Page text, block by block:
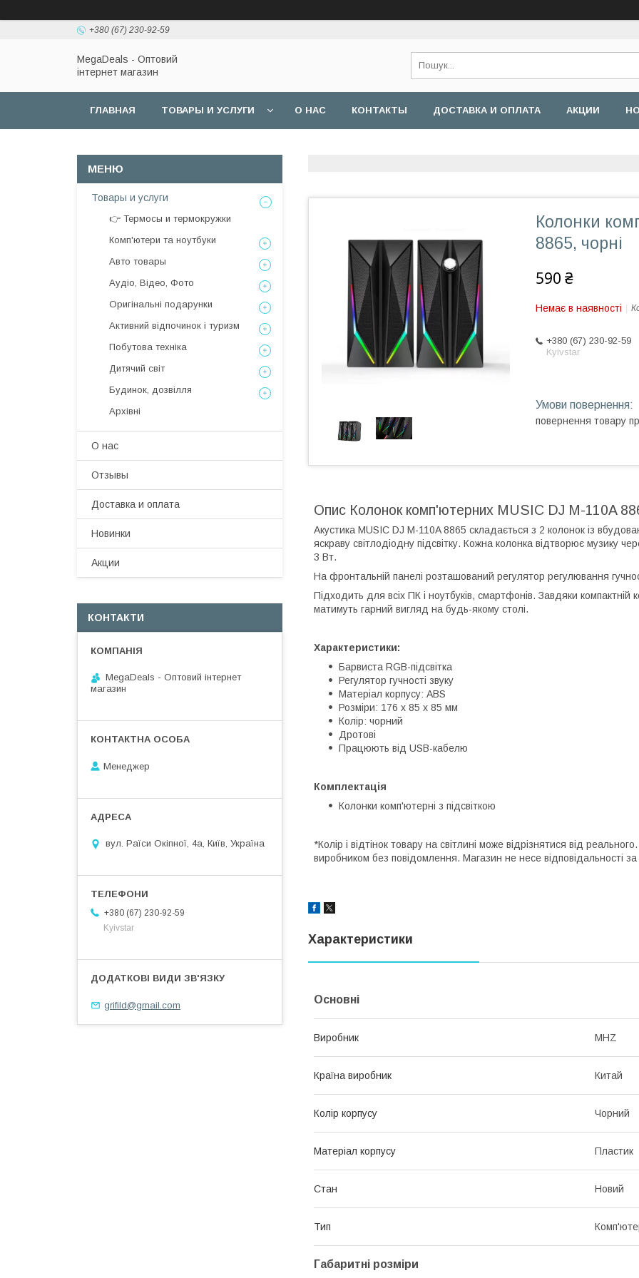
+380 (67) 230-92-59
MegaDeals - Оптовий
інтернет магазин
ГЛАВНАЯ ТОВАРЫ И УСЛУГИ О НАС КОНТАКТЫ ДОСТАВКА И ОПЛАТА АКЦИИ
Колонки
8865, чорні
590 ₴
Немає в наявності
+380 (67) 230-92-59
Kyivstar
повернення товару
Опис Колонок комп'ютерних MUSIC DJ M-110A
Акустика MUSIC DJ M-110A 8865 складається з 2 колонок із
яскраву світлодіодну підсвітку. Кожна колонка відтворює музику
3 Вт.
На фронтальній панелі розташований регулятор регулювання
Підходить для всіх ПК і ноутбуків, смартфонів. Завдяки компактній
матимуть гарний вигляд на будь-якому столі.
Характеристики:
Барвиста RGB-підсвітка
Регулятор гучності звуку
Матеріал корпусу: ABS
Розміри: 176 х 85 х 85 мм
Колір: чорний
Дротові
Працюють від USB-кабелю
Комплектація
Колонки комп'ютерні з підсвіткою
*Колір і відтінок товару на світлині може відрізнятися від
виробником без повідомлення. Магазин не несе відповідальності
Характеристики
Основні
Виробник MHZ
Країна виробник Китай
Колір корпусу Чорний
Матеріал корпусу Пластик
Стан Новий
Тип
Габаритні розміри
Товары и услуги
👉 Термосы и термокружки
Комп'ютери та ноутбуки
Авто товары
Аудіо, Відео, Фото
Оригінальні подарунки
Активний відпочинок і туризм
Побутова техніка
Дитячий світ
Будинок, дозвілля
Архівні
О нас
Отзывы
Доставка и оплата
Новинки
Акции
КОНТАКТИ
MegaDeals - Оптовий інтернет
магазин
Менеджер
вул. Раїси Окіпної, 4а, Київ, Україна
+380 (67) 230-92-59
Kyivstar
grifild@gmail.com